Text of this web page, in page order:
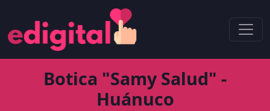
Botica "Samy Salud" -
Huánuco